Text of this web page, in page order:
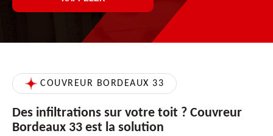
COUVREUR BORDEAUX 33
Des infiltrations sur votre toit ? Couvreur
Bordeaux 33 est la solution